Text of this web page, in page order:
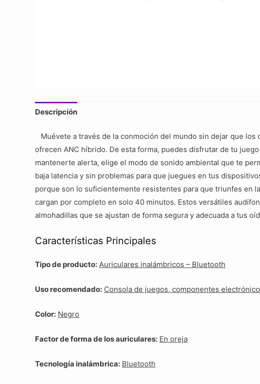
Descripción
Muévete a través de la conmoción del mundo sin dejar que
ofrecen ANC híbrido. De esta forma, puedes disfrutar de tu
mantenerte alerta, elige el modo de sonido ambiental que te
baja latencia y sin problemas para que juegues en tus
porque son lo suficientemente resistentes para que triunfes en
cargan por completo en solo 40 minutos. Estos versátiles
almohadillas que se ajustan de forma segura y adecuada a tus
Características Principales
Tipo de producto: Auriculares inalámbricos – Bluetooth
Uso recomendado: Consola de juegos, componentes
Color: Negro
Factor de forma de los auriculares: En oreja
Tecnología inalámbrica: Bluetooth